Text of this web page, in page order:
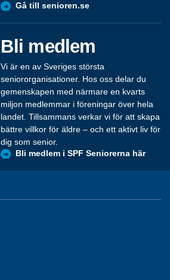
Gå till senioren.se
Bli medlem
Vi är en av Sveriges största
seniororganisationer. Hos oss delar du
gemenskapen med närmare en kvarts
miljon medlemmar i föreningar över hela
landet. Tillsammans verkar vi för att skapa
bättre villkor för äldre – och ett aktivt liv för
dig som senior.
Bli medlem i SPF Seniorerna här